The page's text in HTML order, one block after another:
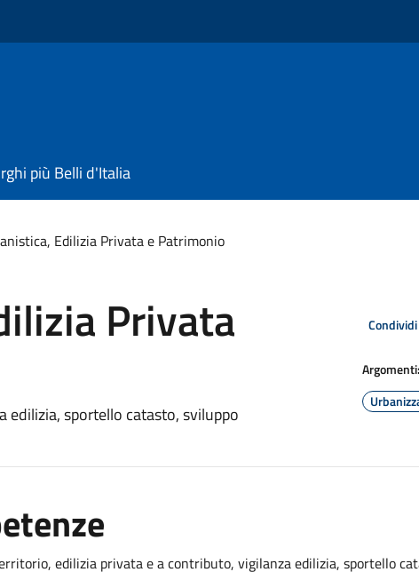
più Belli d'Italia
Edilizia Privata e Patrimonio
Privata
edilizia, sportello catasto, sviluppo
Condividi
Argomenti:
edilizia privata e a contributo, vigilanza edilizia, sportello